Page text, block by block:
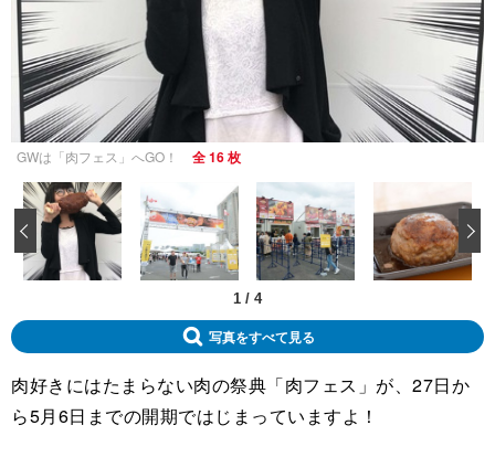
GWは「肉フェス」へGO！ 全 16 枚
1 / 4
‹
写真をすべて見る
肉好きにはたまらない肉の祭典「肉フェス」が、27日か
ら5月6日までの開期ではじまっていますよ！